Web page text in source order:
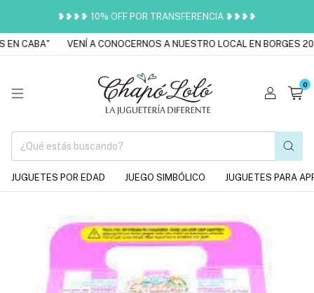
❥❥❥❥ 10% OFF POR TRANSFERENCIA ❥❥❥❥
CABA" VENÍ A CONOCERNOS A NUESTRO LOCAL EN BORGES
0
JUGUETES POR EDAD JUEGO SIMBÓLICO JUGUETES PARA